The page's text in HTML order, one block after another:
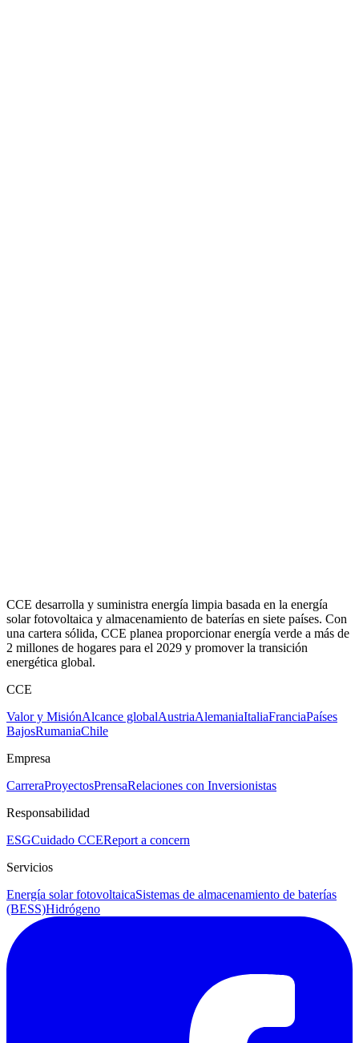
CCE desarrolla y suministra energía limpia basada en la energía
solar fotovoltaica y almacenamiento de baterías en siete países. Con
una cartera sólida, CCE planea proporcionar energía verde a más de
2 millones de hogares para el 2029 y promover la transición
energética global.
CCE
Valor y MisiónAlcance globalAustriaAlemaniaItaliaFranciaPaíses
BajosRumaniaChile
Empresa
CarreraProyectosPrensaRelaciones con Inversionistas
Responsabilidad
ESGCuidado CCEReport a concern
Servicios
Energía solar fotovoltaicaSistemas de almacenamiento de baterías
(BESS)Hidrógeno